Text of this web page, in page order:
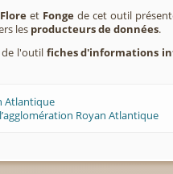
Flore et Fonge de cet outil
les producteurs de données.
de l'outil fiches d'informations
Atlantique
Royan Atlantique